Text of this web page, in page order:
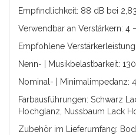
Empfindlichkeit: 88 dB bei
Verwendbar an Verstärkern: 4
Empfohlene
Nenn- | Musikbelastbarkeit:
Nominal- | Minimalimpedanz:
Farbausführungen: Schwarz
Hochglanz, Nussbaum Lack
Zubehör im Lieferumfang: